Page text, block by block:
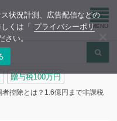
検
索:
贈与税100万円
者控除とは？1.6億円まで非課税
状況計測、広告配信などの
くは「 プライバシーポリ
さい。